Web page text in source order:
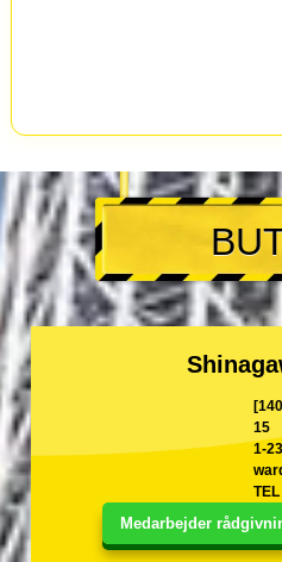
Medarbejder
15
1-
TEL
E-